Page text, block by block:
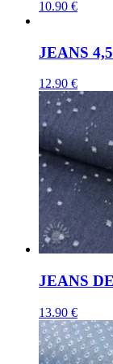
10.90 €
JEANS
12.90 €
JEANS
13.90 €